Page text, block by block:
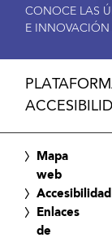
CONOCE LAS
E INNOVACIÓN
Mapa
web
Accesibilidad
Enlaces
de